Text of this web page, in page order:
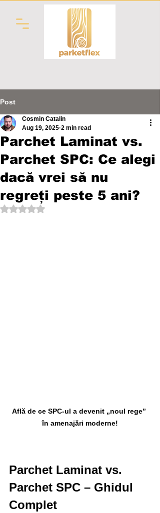
Post
Parchet Laminat vs.
Parchet SPC: Ce alegi
dacă vrei să nu
regreți peste 5 ani?
Cosmin Catalin
Aug 19, 2025 2 min read
Rated NaN out of 5 stars.
Află de ce SPC-ul a devenit „noul rege”
în amenajări moderne!
Parchet Laminat vs.
Parchet SPC – Ghidul
Complet